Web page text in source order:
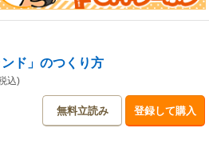
ンド」のつくり方
込)
無料立読み 登録して購入